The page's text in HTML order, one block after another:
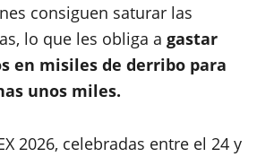
consiguen saturar las
lo que les obliga a gastar
en misiles de derribo para
unos miles.
2026, celebradas entre el 24 y